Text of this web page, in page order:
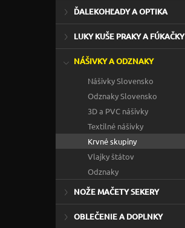
ĎALEKOHĽADY A OPTIKA
LUKY KUŠE PRAKY A FÚKAČKY
NÁŠIVKY A ODZNAKY
Nášivky Slovensko
Odznaky Slovensko
3D a PVC nášivky
Textilné nášivky
Krvné skupiny
Vlajky štátov
Odznaky
NOŽE MAČETY SEKERY
OBLEČENIE A DOPLNKY